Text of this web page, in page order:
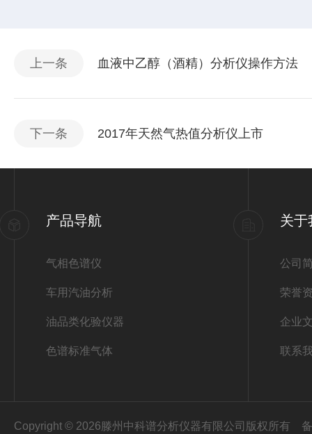
上一条 血液中乙醇（酒精）分析仪操作方法
下一条 2017年天然气热值分析仪上市
产品导航
气相色谱仪
车用汽油分析
油品类化验仪器
色谱标准气体
关于
公司
荣誉
企业
联系
Copyright © 2026滕州中科谱分析仪器有限公司版权所有